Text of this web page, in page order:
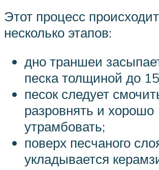
Этот процесс
несколько этапов:
дно траншеи
песка толщиной до
песок следует
разровнять и хорошо
утрамбовать;
поверх песчаного
укладывается